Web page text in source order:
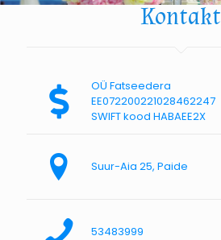
Kontakt
OÜ Fatseedera
EE072200221028462247
SWIFT kood HABAEE2X
Suur-Aia 25, Paide
53483999